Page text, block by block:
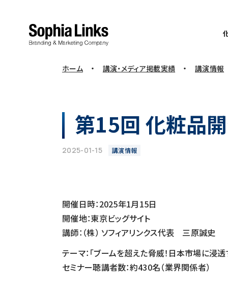
ホーム・ 講演・メディア掲載実績 ・講演情報
第15回 化粧品
2025-01-15 講演情報
開催日時：2025年1月15日
開催地：東京ビッグサイト
講師：（株） ソフィアリンクス代表 三原誠史
テーマ：「ブームを超えた脅威！日本市場に浸
セミナー聴講者数：約430名（業界関係者）